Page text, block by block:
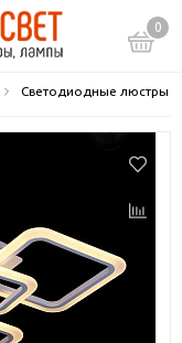
0
Светодиодные люстры